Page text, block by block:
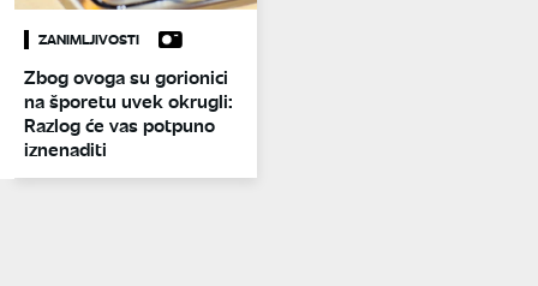
ZANIMLJIVOSTI
Zbog ovoga su gorionici
na šporetu uvek okrugli:
Razlog će vas potpuno
iznenaditi